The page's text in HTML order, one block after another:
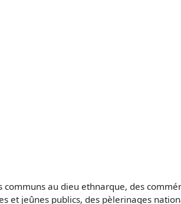
communs au dieu ethnarque, des
et jeûnes publics, des pèlerinages